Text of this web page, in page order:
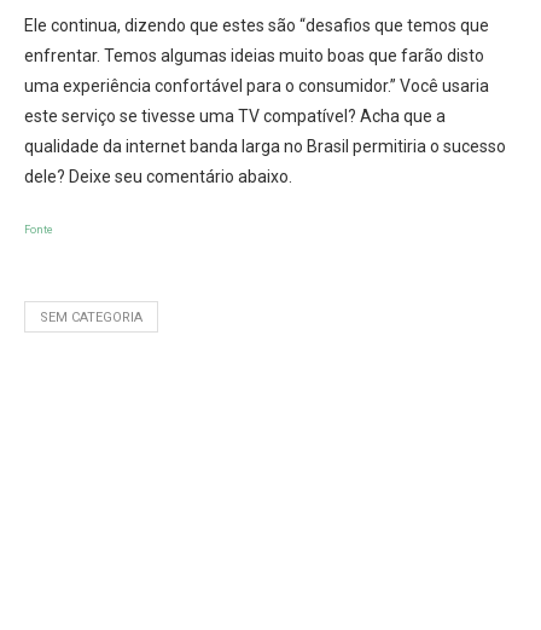
Ele continua, dizendo que estes são “desafios que temos que
enfrentar. Temos algumas ideias muito boas que farão disto
uma experiência confortável para o consumidor.” Você usaria
este serviço se tivesse uma TV compatível? Acha que a
qualidade da internet banda larga no Brasil permitiria o sucesso
dele? Deixe seu comentário abaixo.
Fonte
SEM CATEGORIA